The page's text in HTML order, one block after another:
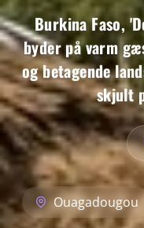
Burkina Faso,
byder på varm
og betagende
skjult
Ouagadougou